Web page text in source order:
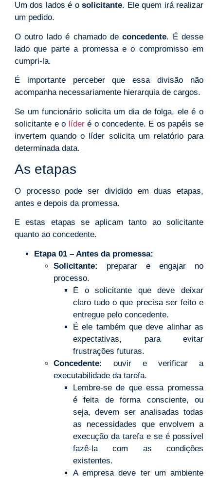
Um dos lados é osolicitante. Ele quem irá realizar
um pedido.
O outro lado é chamado deconcedente. É desse
lado que parte a promessa e o compromisso em
cumpri-la.
É importante perceber que essa divisão não
acompanha necessariamente hierarquia de cargos.
Se um funcionário solicita um dia de folga, ele é o
solicitante e o líderé o concedente. E os papéis se
invertem quando o líder solicita um relatório para
determinada data.
As etapas
O processo pode ser dividido em duas etapas,
antes e depois da promessa.
E estas etapas se aplicam tanto ao solicitante
quanto ao concedente.
Etapa 01 – Antes da promessa:
Solicitante: preparar e engajar no
processo.
É o solicitante que deve deixar
claro tudo o que precisa ser feito e
entregue pelo concedente.
É ele também que deve alinhar as
expectativas, para evitar
frustrações futuras.
Concedente:
ouvir e verificar a
executabilidade da tarefa.
Lembre-se de que essa promessa
é feita de forma consciente, ou
seja, devem ser analisadas todas
as necessidades que envolvem a
execução da tarefa e se é possível
fazê-la com as condições
existentes.
A empresa deve ter um ambiente